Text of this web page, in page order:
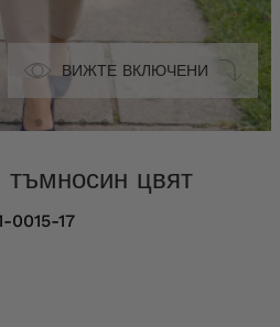
ВИЖТЕ ВКЛЮЧЕНИ
тъмносин цвят
0015-17